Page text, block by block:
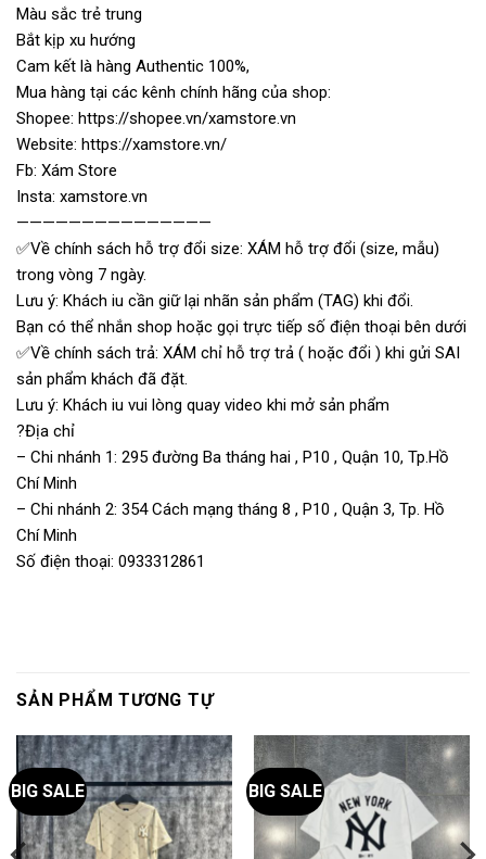
Màu sắc trẻ trung
Bắt kịp xu hướng
Cam kết là hàng Authentic 100%,
Mua hàng tại các kênh chính hãng của shop:
Shopee: https://shopee.vn/xamstore.vn
Website: https://xamstore.vn/
Fb: Xám Store
Insta: xamstore.vn
———————————————
✅Về chính sách hỗ trợ đổi size: XÁM hỗ trợ đổi (size, mẫu)
trong vòng 7 ngày.
Lưu ý: Khách iu cần giữ lại nhãn sản phẩm (TAG) khi đổi.
Bạn có thể nhắn shop hoặc gọi trực tiếp số điện thoại bên dưới
✅Về chính sách trả: XÁM chỉ hỗ trợ trả ( hoặc đổi ) khi gửi SAI
sản phẩm khách đã đặt.
Lưu ý: Khách iu vui lòng quay video khi mở sản phẩm
?Địa chỉ
– Chi nhánh 1: 295 đường Ba tháng hai , P10 , Quận 10, Tp.Hồ
Chí Minh
– Chi nhánh 2: 354 Cách mạng tháng 8 , P10 , Quận 3, Tp. Hồ
Chí Minh
Số điện thoại: 0933312861
SẢN PHẨM TƯƠNG TỰ
BIG SALE BIG SALE